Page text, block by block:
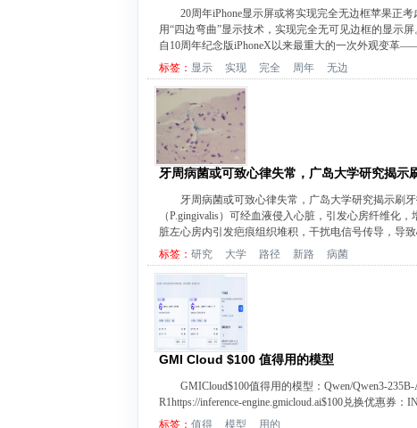
20周年iPhone显示屏或将实现完全无边框苹果正
用“四边弯曲”显示技术，实现完全无可见边框的显示
自10周年纪念版iPhoneX以来最重大的一次外观变革
标签： 显示 实现 完全 周年 无边
牙周病菌或可致心律失常，广岛大学研究揭示
牙周病菌或可致心律失常，广岛大学研究揭示刷
（P.gingivalis）可经血液侵入心脏，引发心房纤维化
脏左心房内引发疤痕组织堆积，干扰电信号传导，导
标签： 研究 大学 路径 新路 病菌
GMI Cloud $100 值得用的模型
GMICloud$100值得用的模型：Qwen/Qwen3-235B-
R1https://inference-engine.gmicloud.ai$100兑换优惠券：
标签： 值得 模型 用的